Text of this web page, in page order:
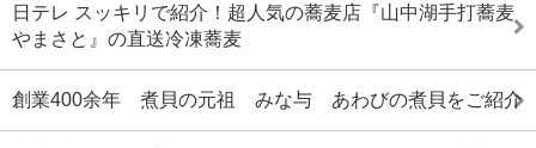
日テレ スッキリで紹介！超人気の蕎麦店『山中湖手打蕎麦
やまさと』の直送冷凍蕎麦
創業400余年 煮貝の元祖 みな与 あわびの煮貝をご紹介